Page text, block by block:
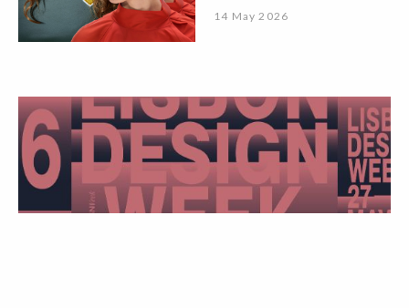
14 May 2026